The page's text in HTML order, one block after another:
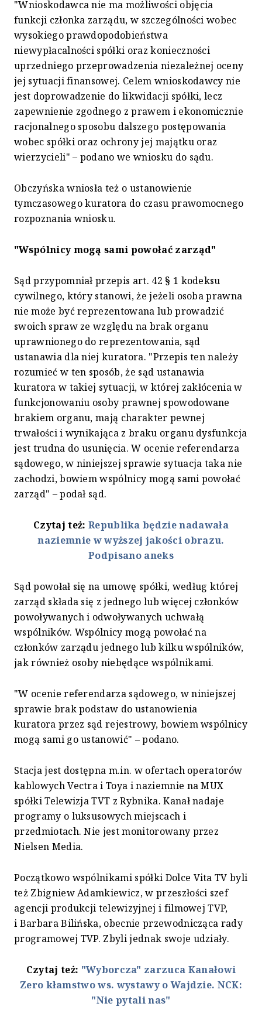
"Wnioskodawca nie ma możliwości objęcia
funkcji członka zarządu, w szczególności wobec
wysokiego prawdopodobieństwa
niewypłacalności spółki oraz konieczności
uprzedniego przeprowadzenia niezależnej oceny
jej sytuacji finansowej. Celem wnioskodawcy nie
jest doprowadzenie do likwidacji spółki, lecz
zapewnienie zgodnego z prawem i ekonomicznie
racjonalnego sposobu dalszego postępowania
wobec spółki oraz ochrony jej majątku oraz
wierzycieli" – podano we wniosku do sądu.
Obczyńska wniosła też o ustanowienie
tymczasowego kuratora do czasu prawomocnego
rozpoznania wniosku.
"Wspólnicy mogą sami powołać zarząd"
Sąd przypomniał przepis art. 42 § 1 kodeksu
cywilnego, który stanowi, że jeżeli osoba prawna
nie może być reprezentowana lub prowadzić
swoich spraw ze względu na brak organu
uprawnionego do reprezentowania, sąd
ustanawia dla niej kuratora. "Przepis ten należy
rozumieć w ten sposób, że sąd ustanawia
kuratora w takiej sytuacji, w której zakłócenia w
funkcjonowaniu osoby prawnej spowodowane
brakiem organu, mają charakter pewnej
trwałości i wynikająca z braku organu dysfunkcja
jest trudna do usunięcia. W ocenie referendarza
sądowego, w niniejszej sprawie sytuacja taka nie
zachodzi, bowiem wspólnicy mogą sami powołać
zarząd" – podał sąd.
Czytaj też: Republika będzie nadawała
naziemnie w wyższej jakości obrazu.
Podpisano aneks
Sąd powołał się na umowę spółki, według której
zarząd składa się z jednego lub więcej członków
powoływanych i odwoływanych uchwałą
wspólników. Wspólnicy mogą powołać na
członków zarządu jednego lub kilku wspólników,
jak również osoby niebędące wspólnikami.
"W ocenie referendarza sądowego, w niniejszej
sprawie brak podstaw do ustanowienia
kuratora przez sąd rejestrowy, bowiem wspólnicy
mogą sami go ustanowić" – podano.
Stacja jest dostępna m.in. w ofertach operatorów
kablowych Vectra i Toya i naziemnie na MUX
spółki Telewizja TVT z Rybnika. Kanał nadaje
programy o luksusowych miejscach i
przedmiotach. Nie jest monitorowany przez
Nielsen Media.
Początkowo wspólnikami spółki Dolce Vita TV byli
też Zbigniew Adamkiewicz, w przeszłości szef
agencji produkcji telewizyjnej i filmowej TVP,
i Barbara Bilińska, obecnie przewodnicząca rady
programowej TVP. Zbyli jednak swoje udziały.
Czytaj też: "Wyborcza" zarzuca Kanałowi
Zero kłamstwo ws. wystawy o Wajdzie. NCK:
"Nie pytali nas"